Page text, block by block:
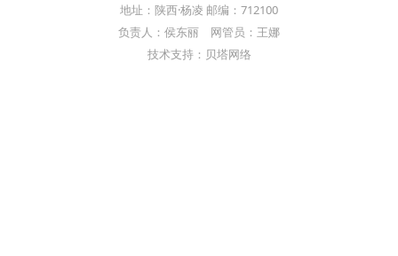
地址：陕西·杨凌 邮编：712100
负责人：侯东丽 网管员：王娜
技术支持：贝塔网络